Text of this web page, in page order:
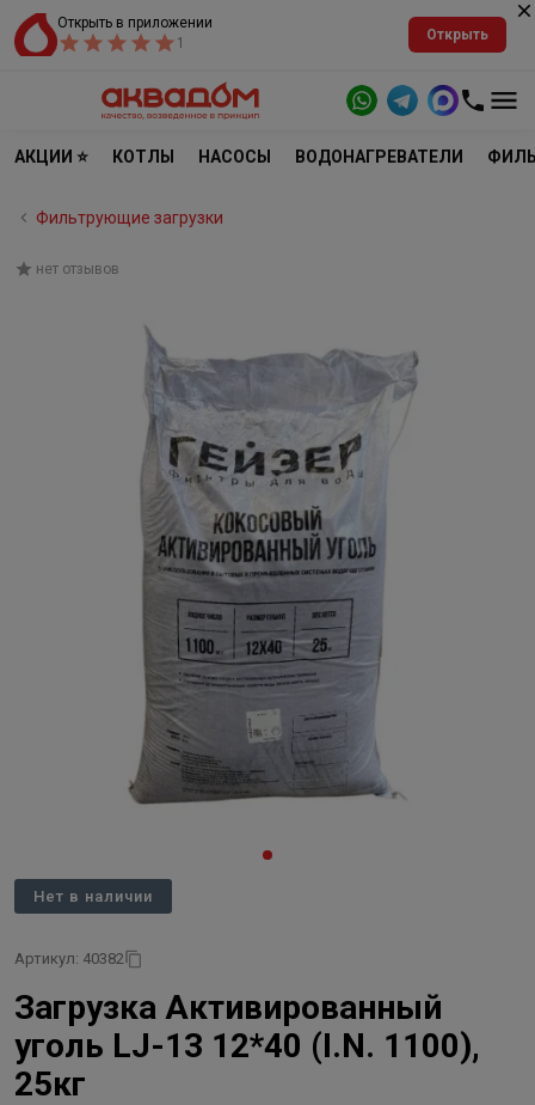
Открыть в приложении
1
Открыть
АКЦИИ ⭐ КОТЛЫ НАСОСЫ ВОДОНАГРЕВАТЕЛИ
Фильтрующие загрузки
нет отзывов
Нет в наличии
Артикул: 40382
Загрузка Активированный
уголь LJ-13 12*40 (I.N. 1100),
25кг